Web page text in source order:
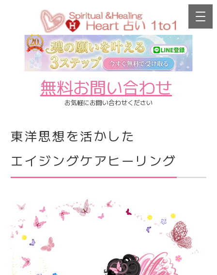
無料お問い合わせ
お気軽にお問い合わせください
東洋思想を活かした
エイジングケアヒーリング